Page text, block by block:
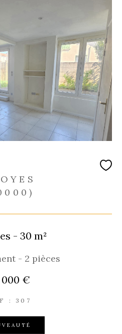
- 30 m²
- 2 pièces
000 €
: 307